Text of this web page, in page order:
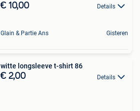
€ 10,00 Details
Glain & Partie Ans Gisteren
witte longsleeve t-shirt 86
€ 2,00 Details